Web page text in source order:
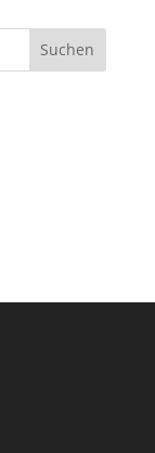
Suchen